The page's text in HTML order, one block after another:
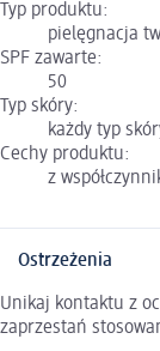
Typ produktu:
pielęgnacja
SPF zawarte:
50
Typ skóry:
każdy typ
Cechy produktu:
z
Ostrzeżenia
Unikaj kontaktu z
zaprzestań